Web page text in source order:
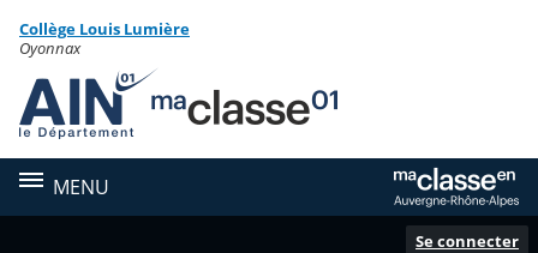
Menu de la rubrique
Contenu
Collège Louis Lumière
Oyonnax
MENU
Se connecter